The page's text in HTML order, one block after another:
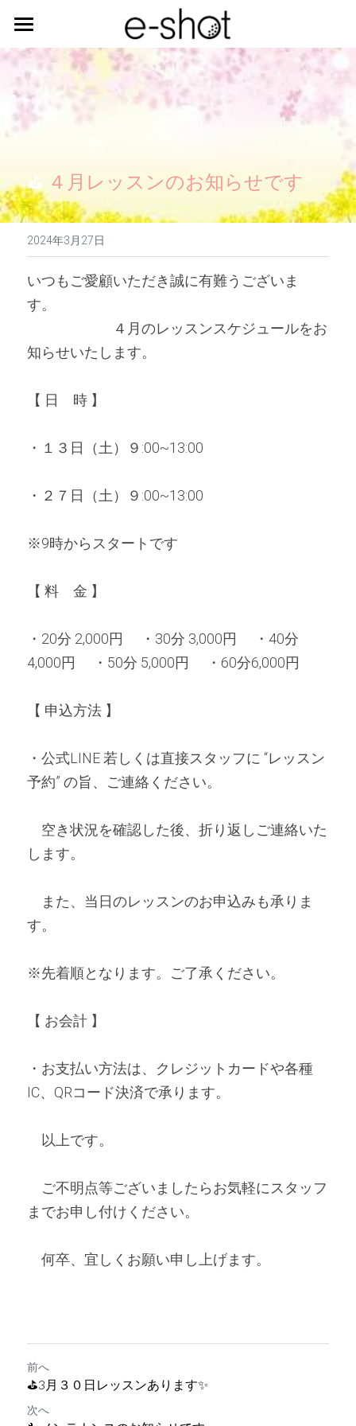
ご利用の流れ
LINE
予約
⛳ ４月レッスンのお知らせです✨
2024年3月27日
いつもご愛顧いただき誠に有難うございま
す。
４月のレッスンスケジュールをお
知らせいたします。
【 日　時 】
・１３日（土）９:00~13:00
・２７日（土）９:00~13:00
※9時からスタートです
【 料　金 】
・20分 2,000円 　・30分 3,000円 　・40分
4,000円 　・50分 5,000円 　・60分6,000円
【 申込方法 】
・公式LINE 若しくは直接スタッフに “レッスン
予約” の旨、ご連絡ください。
空き状況を確認した後、折り返しご連絡いた
します。
また、当日のレッスンのお申込みも承りま
す。
※先着順となります。ご了承ください。
【 お会計 】
・お支払い方法は、クレジットカードや各種
IC、QRコード決済で承ります。
以上です。
ご不明点等ございましたらお気軽にスタッフ
までお申し付けください。
何卒、宜しくお願い申し上げます。
前へ
⛳3月３０日レッスンあります✨
次へ